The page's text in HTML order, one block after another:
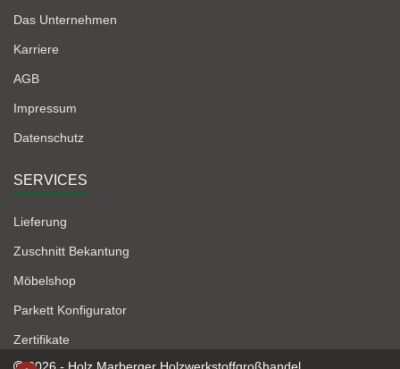
Das Unternehmen
Karriere
AGB
Impressum
Datenschutz
SERVICES
Lieferung
Zuschnitt Bekantung
Möbelshop
Parkett Konfigurator
Zertifikate